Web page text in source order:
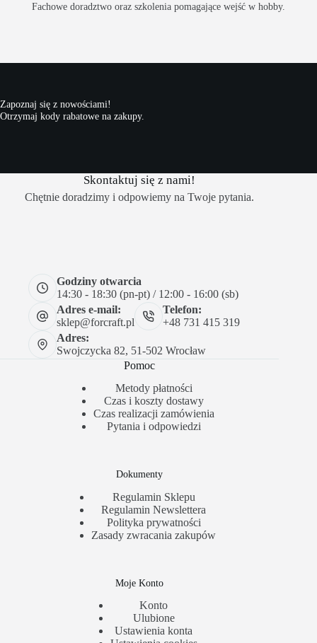
Fachowe doradztwo oraz szkolenia pomagające wejść w hobby.
Zapoznaj się z nowościami!
Otrzymaj kody rabatowe na zakupy.
Skontaktuj się z nami!
Chętnie doradzimy i odpowiemy na Twoje pytania.
Godziny otwarcia
14:30 - 18:30 (pn-pt) / 12:00 - 16:00 (sb)
Adres e-mail:
sklep@forcraft.pl
Telefon:
+48 731 415 319
Adres:
Swojczycka 82, 51-502 Wrocław
Pomoc
Metody płatności
Czas i koszty dostawy
Czas realizacji zamówienia
Pytania i odpowiedzi
Dokumenty
Regulamin Sklepu
Regulamin Newslettera
Polityka prywatności
Zasady zwracania zakupów
Moje Konto
Konto
Ulubione
Ustawienia konta